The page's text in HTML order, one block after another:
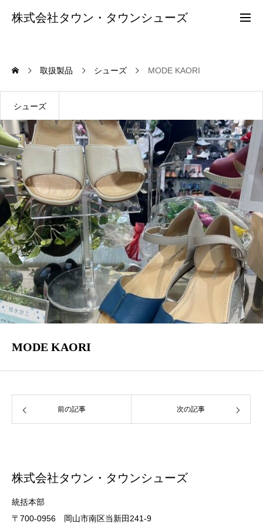
株式会社タウン・タウンシューズ
店舗紹介
採用情報
お問合せ
取扱製品 シューズ MODE KAORI
シューズ
MODE KAORI
前の記事 次の記事
株式会社タウン・タウンシューズ
統括本部
〒700-0956 岡山市南区当新田241-9